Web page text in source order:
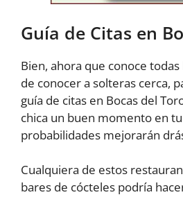
Guía de Citas en
Bien, ahora que conoce
de conocer a solteras cerca,
guía de citas en Bocas del
chica un buen momento en
probabilidades mejorarán
Cualquiera de estos
bares de cócteles podría